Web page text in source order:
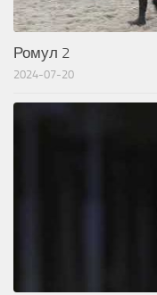
Ромул 2
2024-07-20